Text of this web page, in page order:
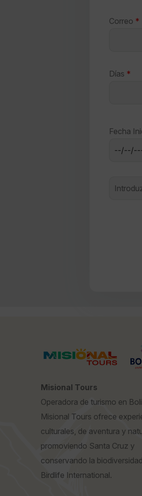
Correo *
Días *
Fecha
Misional Tours
Operadora de turismo en
Misional Tours ofrece
culturales, de aventura y
promoviendo Santa Cruz y
conservando la
Birdlife International.